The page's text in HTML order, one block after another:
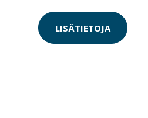
LISÄTIETOJA